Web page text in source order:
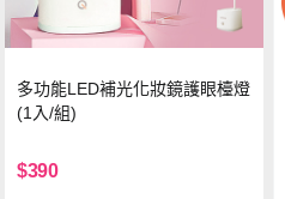
多功能LED補光化妝鏡護眼檯燈
(1入/組)
$390